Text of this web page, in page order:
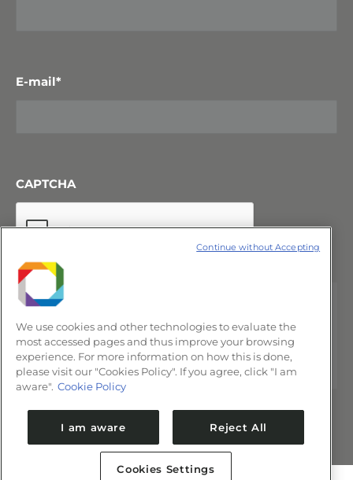
E-mail*
CAPTCHA
We use cookies and other technologies to evaluate the
most accessed pages and thus improve your browsing
experience. For more information on how this is done,
please visit our "Cookies Policy". If you agree, click "I am
aware". Cookie Policy
I am aware Reject All
Cookies Settings
Continue without Accepting